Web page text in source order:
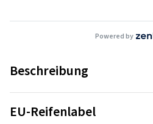
Powered by
Beschreibung
PremiumContact 7 - Sicherheit
angefühlt.
EU-Reifenlabel